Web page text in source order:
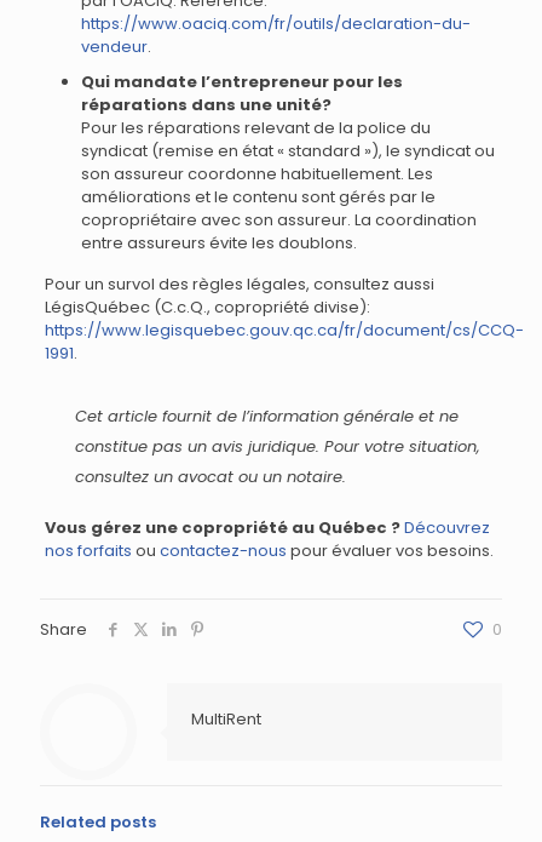
https://www.oaciq.com/fr/outils/declaration-du-
vendeur.
Qui mandate l’entrepreneur pour les
réparations dans une unité?
Pour les réparations relevant de la police du
syndicat (remise en état « standard »), le syndicat ou
son assureur coordonne habituellement. Les
améliorations et le contenu sont gérés par le
copropriétaire avec son assureur. La coordination
entre assureurs évite les doublons.
Pour un survol des règles légales, consultez aussi
LégisQuébec (C.c.Q., copropriété divise):
https://www.legisquebec.gouv.qc.ca/fr/document/cs/CCQ-
1991.
Cet article fournit de l’information générale et ne
constitue pas un avis juridique. Pour votre situation,
consultez un avocat ou un notaire.
Vous gérez une copropriété au Québec ?Découvrez
nos forfaits ou contactez-nous pour évaluer vos besoins.
Share 0
MultiRent
Related posts